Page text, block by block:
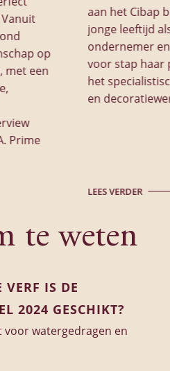
op
met een
Prime
aan het Cibap
jonge leeftijd
ondernemer
voor stap haar
het
en
LEES VERDER
te weten
VERF IS DE
2024 GESCHIKT?
voor watergedragen en